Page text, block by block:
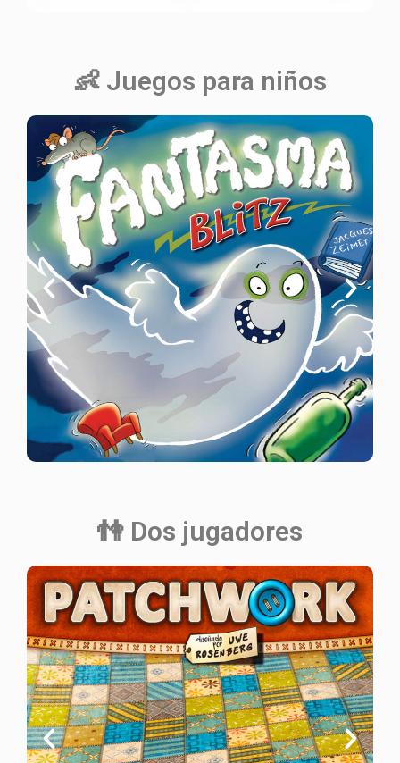
👶 Juegos para niños
👫 Dos jugadores